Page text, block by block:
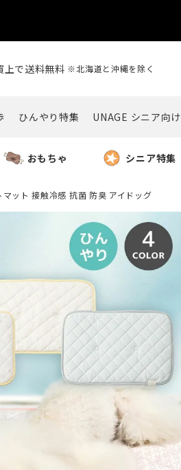
で送料無料 ※北海道と沖縄を除く
ひんやり特集 UNAGE シニア向け
おもちゃ シニア特集
ット 接触冷感 抗菌 防臭 アイドッグ